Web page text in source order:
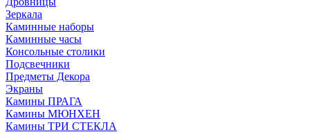
Зеркала
Каминные наборы
Каминные часы
Консольные столики
Подсвечники
Предметы Декора
Экраны
Камины ПРАГА
Камины МЮНХЕН
Камины ТРИ СТЕКЛА